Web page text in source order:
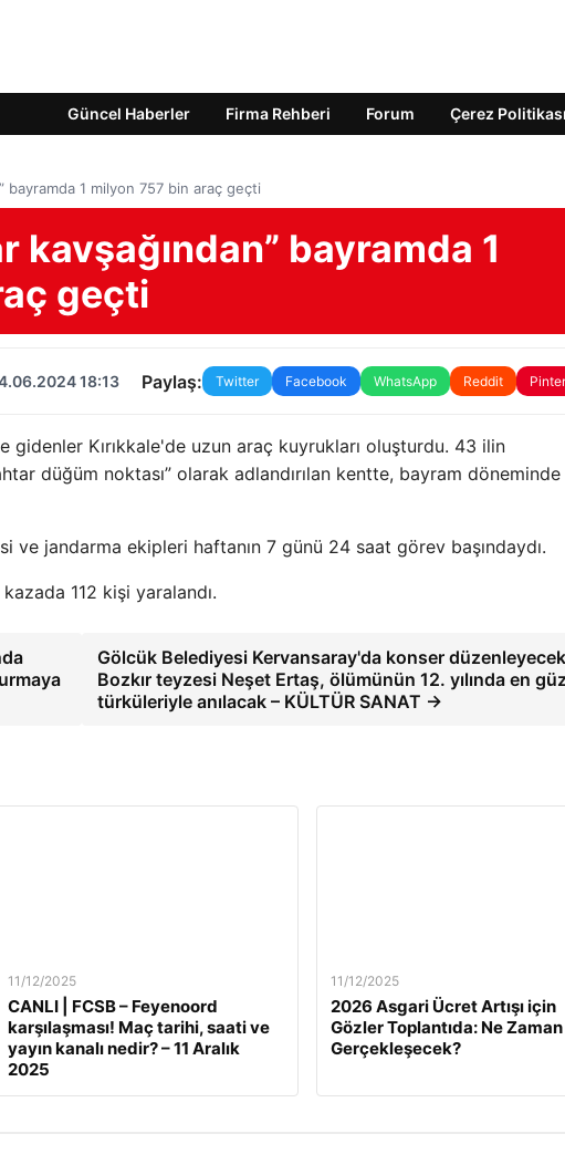
Güncel Haberler Firma Rehberi Forum Çerez Politikası
bayramda 1 milyon 757 bin araç geçti
kavşağından” bayramda 1
geçti
18:13 Paylaş: Twitter Facebook WhatsApp Reddit
gidenler Kırıkkale'de uzun araç kuyrukları oluşturdu. 43 ilin
düğüm noktası” olarak adlandırılan kentte, bayram döneminde
ve jandarma ekipleri haftanın 7 günü 24 saat görev başındaydı.
112 kişi yaralandı.
Gölcük Belediyesi Kervansaray'da konser
Bozkır teyzesi Neşet Ertaş, ölümünün 12. yılında en
türküleriyle anılacak – KÜLTÜR SANAT →
11/12/2025
CANLI | FCSB – Feyenoord
karşılaşması! Maç tarihi, saati ve
yayın kanalı nedir? – 11 Aralık
2025
11/12/2025
2026 Asgari Ücret Artışı için
Gözler Toplantıda: Ne Zaman
Gerçekleşecek?